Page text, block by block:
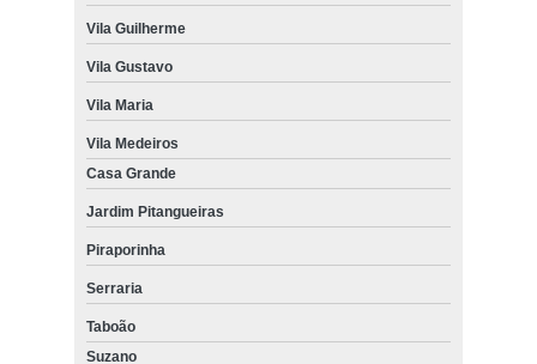
Vila Guilherme
Vila Gustavo
Vila Maria
Vila Medeiros
Casa Grande
Jardim Pitangueiras
Piraporinha
Serraria
Taboão
Suzano